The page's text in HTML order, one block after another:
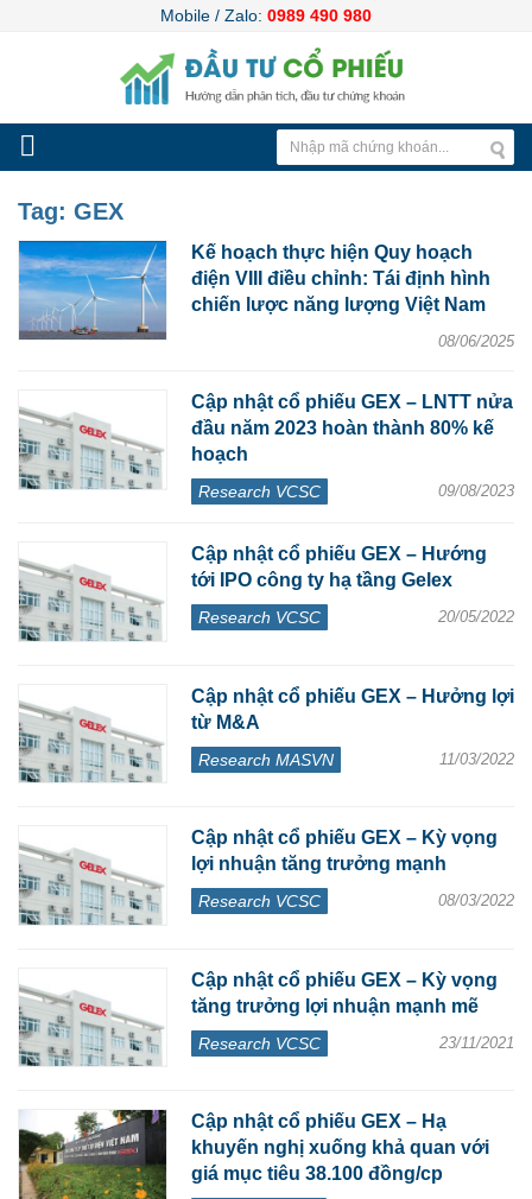
Mobile / Zalo: 0989 490 980
Tag: GEX
Kế hoạch thực hiện Quy hoạch
điện VIII điều chỉnh: Tái định hình
chiến lược năng lượng Việt Nam
08/06/2025
Cập nhật cổ phiếu GEX – LNTT nửa
đầu năm 2023 hoàn thành 80% kế
hoạch
Research VCSC 09/08/2023
Cập nhật cổ phiếu GEX – Hướng
tới IPO công ty hạ tầng Gelex
Research VCSC 20/05/2022
Cập nhật cổ phiếu GEX – Hưởng lợi
từ M&A
Research MASVN 11/03/2022
Cập nhật cổ phiếu GEX – Kỳ vọng
lợi nhuận tăng trưởng mạnh
Research VCSC 08/03/2022
Cập nhật cổ phiếu GEX – Kỳ vọng
tăng trưởng lợi nhuận mạnh mẽ
Research VCSC 23/11/2021
Cập nhật cổ phiếu GEX – Hạ
khuyến nghị xuống khả quan với
giá mục tiêu 38.100 đồng/cp